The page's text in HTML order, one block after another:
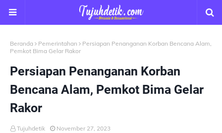
Beranda Pemerintahan
Persiapan Penanganan Korban Bencana Alam,
Pemkot Bima Gelar Rakor
Persiapan Penanganan Korban
Bencana Alam, Pemkot Bima Gelar
Rakor
Tujuhdetik November 27, 2023